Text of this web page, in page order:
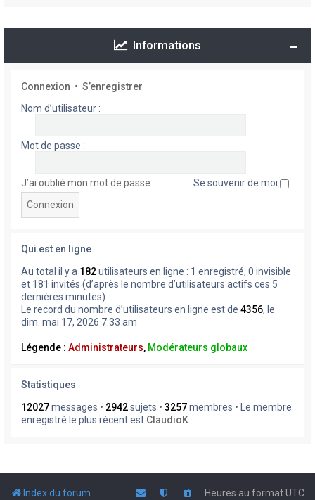
Informations
Connexion • S’enregistrer
Nom d’utilisateur :
Mot de passe :
J’ai oublié mon mot de passe Se souvenir de moi
Qui est en ligne
Au total il y a 182utilisateurs en ligne : 1 enregistré, 0 invisible
et 181 invités (d’après le nombre d’utilisateurs actifs ces 5
dernières minutes)
Le record du nombre d’utilisateurs en ligne est de 4356, le
dim. mai 17, 2026 7:33 am
Légende : Administrateurs, Modérateurs globaux
Statistiques
12027messages • 2942sujets • 3257membres • Le membre
enregistré le plus récent est ClaudioK
Index du forum Heures au formatUTC